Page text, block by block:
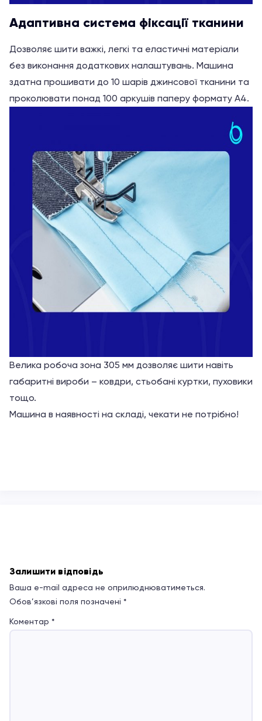
Адаптивна система фіксації тканини
Дозволяє шити важкі, легкі та еластичні матеріали
без виконання додаткових налаштувань. Машина
здатна прошивати до 10 шарів джинсової тканини та
проколювати понад 100 аркушів паперу формату А4.
Велика робоча зона 305 мм дозволяє шити навіть
габаритні вироби – ковдри, стьобані куртки, пуховики
тощо.
Машина в наявності на складі, чекати не потрібно!
Залишити відповідь
Ваша e-mail адреса не оприлюднюватиметься.
Обов’язкові поля позначені *
Коментар *